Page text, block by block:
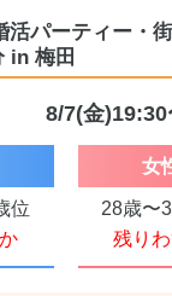
活パーティー・
in 梅田
8/7(金
位
女
28歳〜
残り